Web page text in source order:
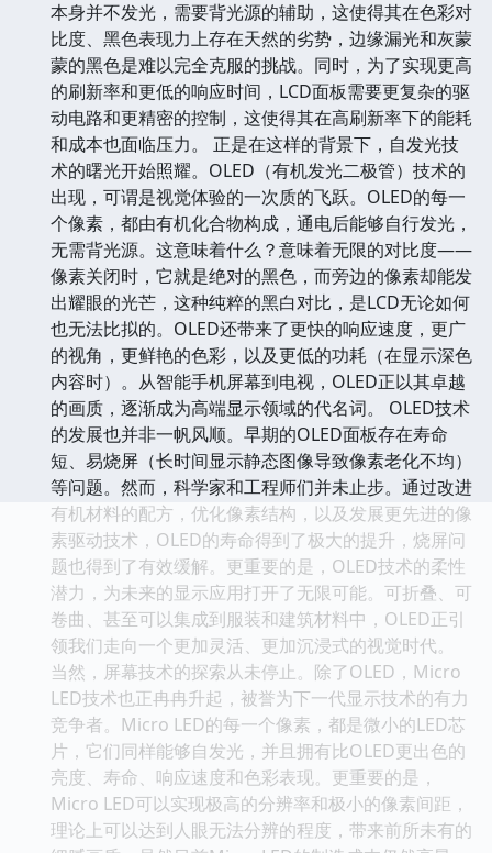
本身并不发光，需要背光源的辅助，这使得其在色彩对
比度、黑色表现力上存在天然的劣势，边缘漏光和灰蒙
蒙的黑色是难以完全克服的挑战。同时，为了实现更高
的刷新率和更低的响应时间，LCD面板需要更复杂的驱
动电路和更精密的控制，这使得其在高刷新率下的能耗
和成本也面临压力。 正是在这样的背景下，自发光技
术的曙光开始照耀。OLED（有机发光二极管）技术的
出现，可谓是视觉体验的一次质的飞跃。OLED的每一
个像素，都由有机化合物构成，通电后能够自行发光，
无需背光源。这意味着什么？意味着无限的对比度——
像素关闭时，它就是绝对的黑色，而旁边的像素却能发
出耀眼的光芒，这种纯粹的黑白对比，是LCD无论如何
也无法比拟的。OLED还带来了更快的响应速度，更广
的视角，更鲜艳的色彩，以及更低的功耗（在显示深色
内容时）。从智能手机屏幕到电视，OLED正以其卓越
的画质，逐渐成为高端显示领域的代名词。 OLED技术
的发展也并非一帆风顺。早期的OLED面板存在寿命
短、易烧屏（长时间显示静态图像导致像素老化不均）
等问题。然而，科学家和工程师们并未止步。通过改进
有机材料的配方，优化像素结构，以及发展更先进的像
素驱动技术，OLED的寿命得到了极大的提升，烧屏问
题也得到了有效缓解。更重要的是，OLED技术的柔性
潜力，为未来的显示应用打开了无限可能。可折叠、可
卷曲、甚至可以集成到服装和建筑材料中，OLED正引
领我们走向一个更加灵活、更加沉浸式的视觉时代。
当然，屏幕技术的探索从未停止。除了OLED，Micro
LED技术也正冉冉升起，被誉为下一代显示技术的有力
竞争者。Micro LED的每一个像素，都是微小的LED芯
片，它们同样能够自发光，并且拥有比OLED更出色的
亮度、寿命、响应速度和色彩表现。更重要的是，
Micro LED可以实现极高的分辨率和极小的像素间距，
理论上可以达到人眼无法分辨的程度，带来前所未有的